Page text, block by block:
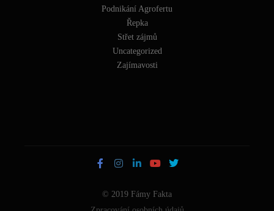
Podnikání Agrofertu
Řepka
Střet zájmů
Uncategorized
Zajímavosti
© 2019 Fámy Fakta